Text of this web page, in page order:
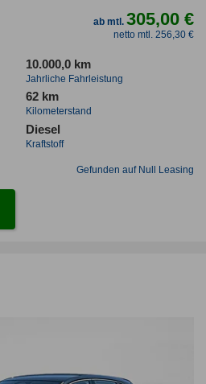
ab mtl.305,00 €
netto mtl. 256,30 €
10.000,0 km
Jahrliche Fahrleistung
62 km
Kilometerstand
Diesel
Kraftstoff
Gefunden auf Null Leasing